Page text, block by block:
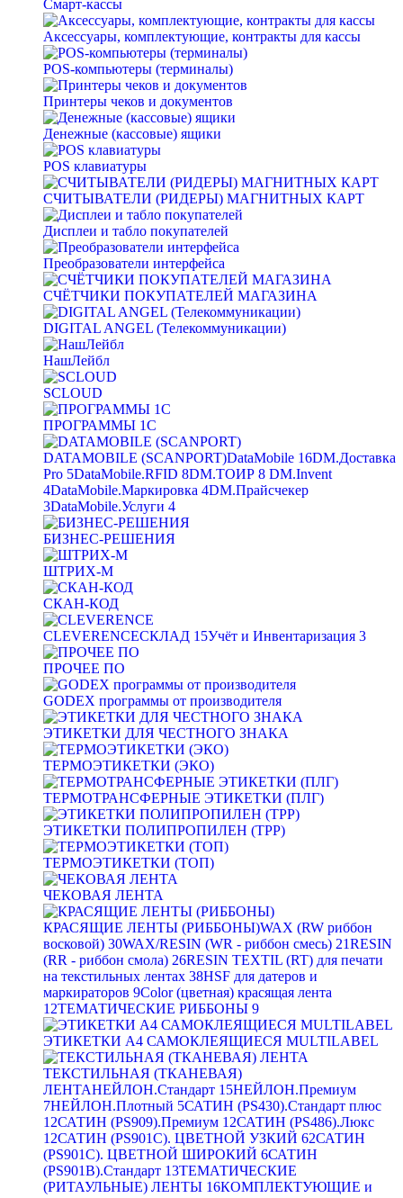
Смарт-кассы
Аксессуары, комплектующие, контракты для кассы
POS-компьютеры (терминалы)
Принтеры чеков и документов
Денежные (кассовые) ящики
POS клавиатуры
СЧИТЫВАТЕЛИ (РИДЕРЫ) МАГНИТНЫХ КАРТ
Дисплеи и табло покупателей
Преобразователи интерфейса
СЧЁТЧИКИ ПОКУПАТЕЛЕЙ МАГАЗИНА
DIGITAL ANGEL (Телекоммуникации)
НашЛейбл
SCLOUD
ПРОГРАММЫ 1С
DATAMOBILE (SCANPORT)DataMobile 16DM.Доставка
Pro 5DataMobile.RFID 8DM.ТОИР 8 DM.Invent
4DataMobile.Маркировка 4DM.Прайсчекер
3DataMobile.Услуги 4
БИЗНЕС-РЕШЕНИЯ
ШТРИХ-М
СКАН-КОД
CLEVERENCEСКЛАД 15Учёт и Инвентаризация 3
ПРОЧЕЕ ПО
GODEX программы от производителя
ЭТИКЕТКИ ДЛЯ ЧЕСТНОГО ЗНАКА
ТЕРМОЭТИКЕТКИ (ЭКО)
ТЕРМОТРАНСФЕРНЫЕ ЭТИКЕТКИ (ПЛГ)
ЭТИКЕТКИ ПОЛИПРОПИЛЕН (TPP)
ТЕРМОЭТИКЕТКИ (ТОП)
ЧЕКОВАЯ ЛЕНТА
КРАСЯЩИЕ ЛЕНТЫ (РИББОНЫ)WAX (RW риббон
восковой) 30WAX/RESIN (WR - риббон смесь) 21RESIN
(RR - риббон смола) 26RESIN TEXTIL (RT) для печати
на текстильных лентах 38HSF для датеров и
маркираторов 9Color (цветная) красящая лента
12ТЕМАТИЧЕСКИЕ РИББОНЫ 9
ЭТИКЕТКИ А4 САМОКЛЕЯЩИЕСЯ MULTILABEL
ТЕКСТИЛЬНАЯ (ТКАНЕВАЯ)
ЛЕНТАНЕЙЛОН.Стандарт 15НЕЙЛОН.Премиум
7НЕЙЛОН.Плотный 5САТИН (PS430).Стандарт плюс
12САТИН (PS909).Премиум 12САТИН (PS486).Люкс
12САТИН (PS901C). ЦВЕТНОЙ УЗКИЙ 62САТИН
(PS901C). ЦВЕТНОЙ ШИРОКИЙ 6САТИН
(PS901B).Стандарт 13ТЕМАТИЧЕСКИЕ
(РИТАУЛЬНЫЕ) ЛЕНТЫ 16КОМПЛЕКТУЮЩИЕ и